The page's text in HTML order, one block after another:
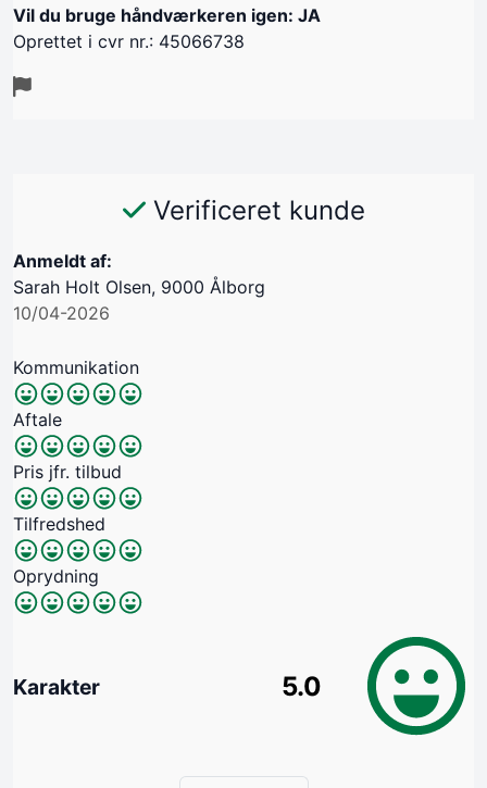
Vil du bruge håndværkeren igen: JA
Oprettet i cvr nr.: 45066738
Verificeret kunde
Anmeldt af:
Sarah Holt Olsen, 9000 Ålborg
10/04-2026
Kommunikation
Aftale
Pris jfr. tilbud
Tilfredshed
Oprydning
Karakter 5.0